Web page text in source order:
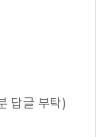
답글 부탁)